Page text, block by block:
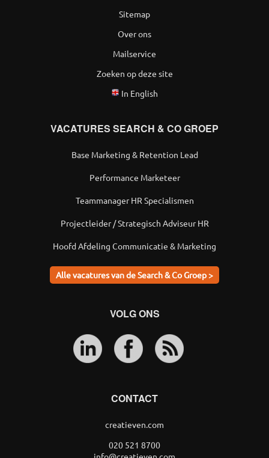
Sitemap
Over ons
Mailservice
Zoeken op deze site
In English
VACATURES SEARCH & CO GROEP
Base Marketing & Retention Lead
Performance Marketeer
Teammanager HR Specialismen
Projectleider / Strategisch Adviseur HR
Hoofd Afdeling Communicatie & Marketing
Alle vacatures van de Search & Co Groep >
VOLG ONS
CONTACT
creatieven.com
020 521 8700